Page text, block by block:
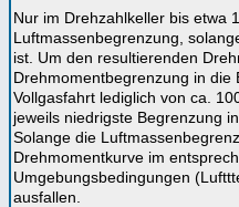
Nur im Drehzahlkeller bis etwa
Luftmassenbegrenzung,
ist. Um den resultierenden
Drehmomentbegrenzung in
Vollgasfahrt lediglich von ca.
jeweils niedrigste Begrenzung
Solange die
Drehmomentkurve im
Umgebungsbedingungen
ausfallen.